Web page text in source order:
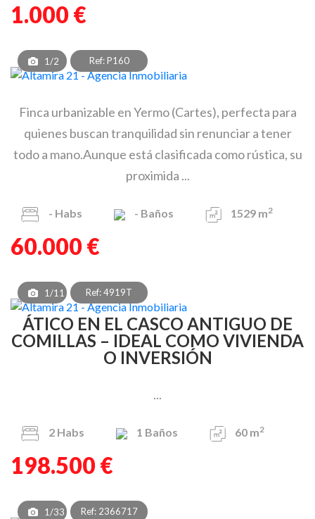
1.000 €
1/2 Ref: P160
Finca urbanizable en Yermo (Cartes), perfecta para
quienes buscan tranquilidad sin renunciar a tener
todo a mano.Aunque está clasificada como rústica, su
proximida ...
- Habs - Baños 1529 m2
60.000 €
1/11 Ref: 4919T
ÁTICO EN EL CASCO ANTIGUO DE
COMILLAS – IDEAL COMO VIVIENDA
O INVERSIÓN
...
2 Habs 1 Baños 60 m2
198.500 €
1/33 Ref: 2366717